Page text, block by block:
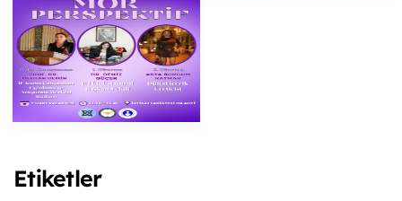
Etiketler